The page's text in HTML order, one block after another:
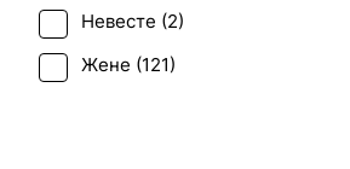
Свадьба (1)
Татьянин день (
Невесте (2)
Жене (121)